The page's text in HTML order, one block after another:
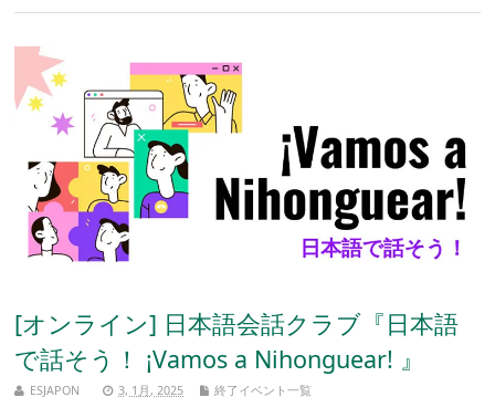
[オンライン] 日本語会話クラブ『日本語
で話そう！ ¡Vamos a Nihonguear! 』
ESJAPON 3, 1月, 2025 終了イベント一覧